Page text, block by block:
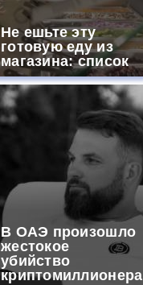
Не ешьте эту
готовую еду из
магазина: список
В ОАЭ произошло
жестокое
убийство
криптомиллионера